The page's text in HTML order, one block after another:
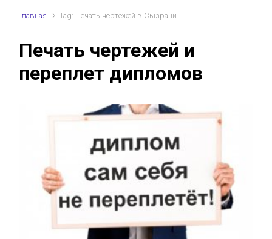
Главная Tag: Печать чертежей в Сызрани
Печать чертежей и
переплет дипломов